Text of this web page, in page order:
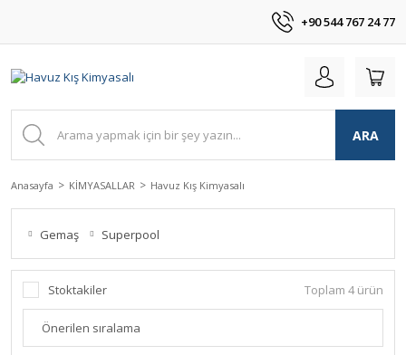
+90 544 767 24 77
ARA
Anasayfa KİMYASALLAR Havuz Kış Kimyasalı
Gemaş Superpool
Stoktakiler Toplam 4 ürün